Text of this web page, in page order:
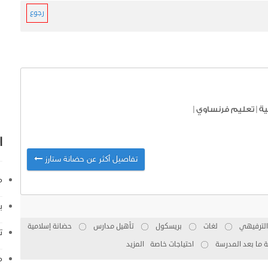
رجوع
تعليم فرنساوي
تفاصيل أكثر عن حضانة ستارز
الترفيهي لغات بريسكول تأهيل مدارس
حضانة إسلامية
ما بعد المدرسة احتياجات خاصة المزيد